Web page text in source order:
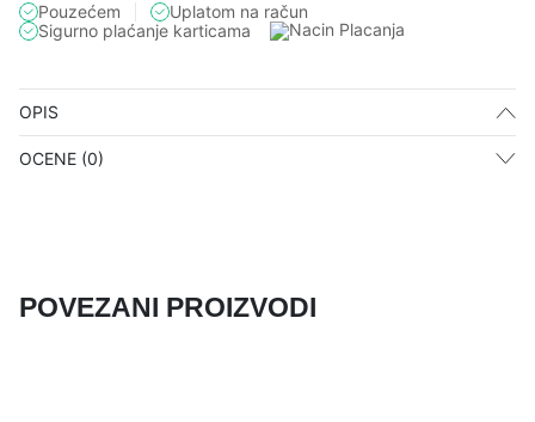
Pouzećem
Uplatom na račun
Sigurno plaćanje karticama
OPIS
OCENE (0)
POVEZANI PROIZVODI